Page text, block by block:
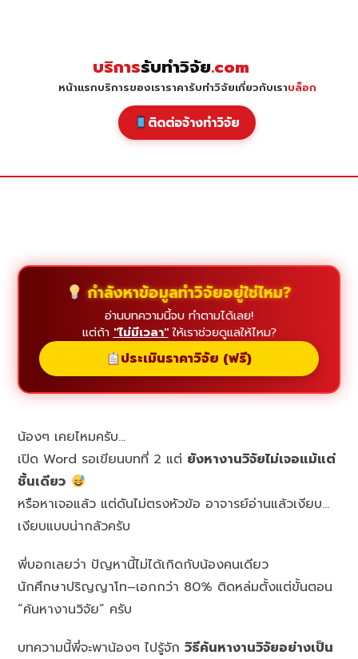
บริการรับทำวิจัย.com
หน้าแรกบริการของเราราคารับทำวิจัยเกี่ยวกับเราบล็อก
ติดต่อจ้างทำวิจัย
กำลังหาข้อมูลทำวิจัยอยู่ใช่ไหม?
อ่านบทความนี้จบ ทำตามได้เลย!
แต่ถ้า "ไม่มีเวลา"ให้เราช่วยดูแลให้ไหม?
ประเมินราคาวิจัย (ฟรี)
น้องๆ เคยไหมครับ…
เปิด Word รอเขียนบทที่ 2 แต่ ยังหางานวิจัยไม่เจอแม้แต่
ชิ้นเดียว
หรือหาเจอแล้ว แต่ดันไม่ตรงหัวข้อ อาจารย์อ่านแล้วเงียบ…
เงียบแบบน่ากลัวครับ
พี่บอกเลยว่า ปัญหานี้ไม่ได้เกิดกับน้องคนเดียว
นักศึกษาปริญญาโท–เอกกว่า 80% ติดหล่มตั้งแต่ขั้นตอน
“ค้นหางานวิจัย” ครับ
บทความนี้พี่จะพาน้องๆ ไปรู้จักวิธีค้นหางานวิจัยอย่างเป็น